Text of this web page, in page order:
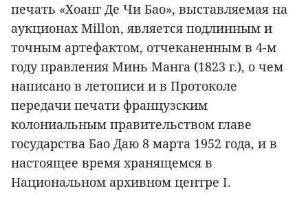
печать «Хоанг Де Чи Бао», выставляемая на
аукционах Millon, является подлинным и
точным артефактом, отчеканенным в 4-м
году правления Минь Манга (1823 г.), о чем
написано в летописи и в Протоколе
передачи печати французским
колониальным правительством главе
государства Бао Даю 8 марта 1952 года, и в
настоящее время хранящемся в
Национальном архивном центре I.